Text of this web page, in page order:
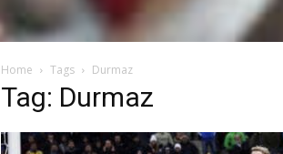
Home Tags Durmaz
Tag: Durmaz